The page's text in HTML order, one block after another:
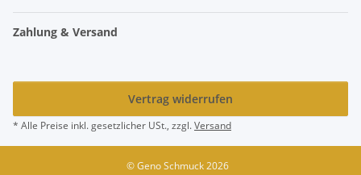
Zahlung & Versand
Vertrag widerrufen
* Alle Preise inkl. gesetzlicher USt., zzgl.Versand
© Geno Schmuck 2026